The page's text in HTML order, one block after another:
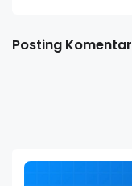
Posting Komentar